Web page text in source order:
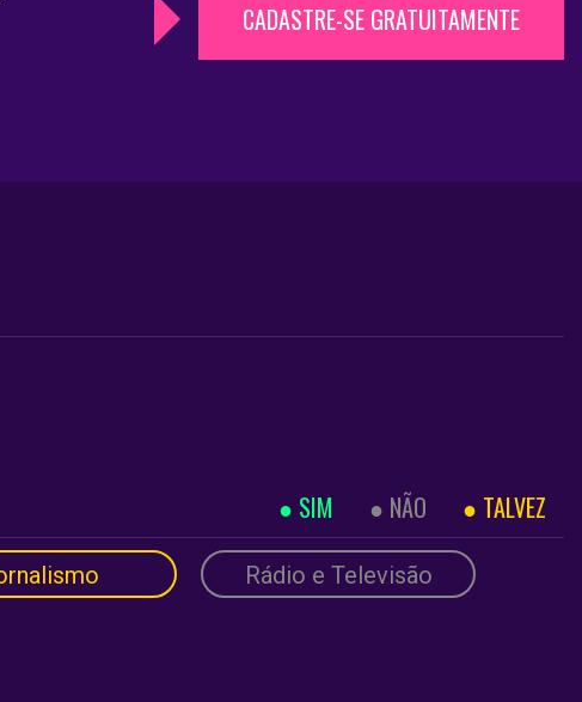
CADASTRE-SE GRATUITAMENTE
SIM NÃO TALVEZ
Rádio e Televisão